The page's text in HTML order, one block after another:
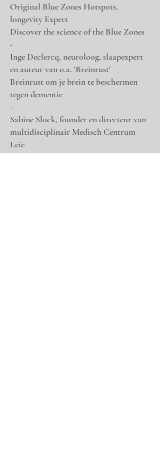
Original Blue Zones Hotspots,
longevity Expert
Discover the science of the Blue Zones
​-
Inge Declercq, neuroloog, slaapexpert
en auteur van o.a. 'Breinrust'
Breinrust om je brein te beschermen
tegen dementie
​-
Sabine Slock, founder en directeur van
multidisciplinair Medisch Centrum
Leie
Het vrouwenbrein... vergeten?